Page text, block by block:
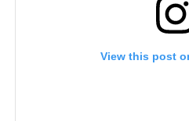
View this post